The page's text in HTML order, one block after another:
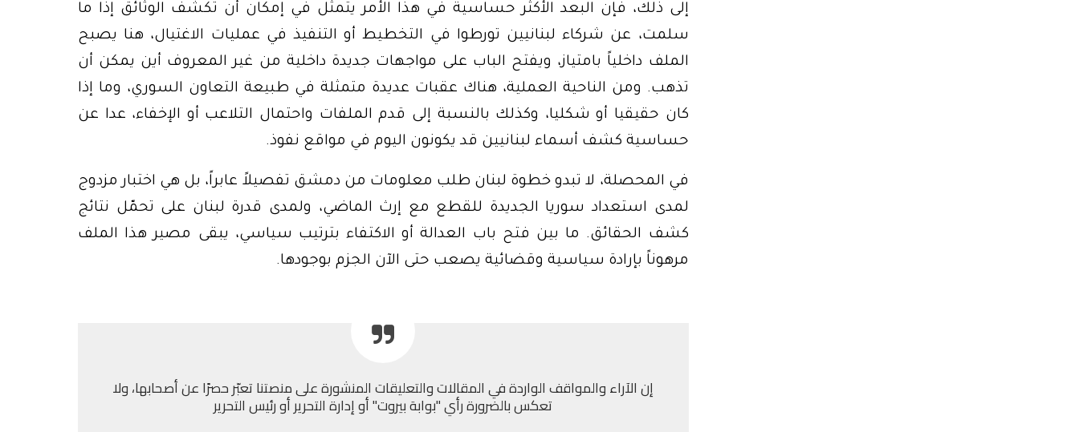
إلى ذلك، فإن البعد الأكثر حساسية في هذا الأمر يتمثل في إمكان أن تكشف الوثائق إذا ما
سلمت، عن شركاء لبنانيين تورطوا في التخطيط أو التنفيذ في عمليات الاغتيال، هنا يصبح
الملف داخلياً بامتياز، ويفتح الباب على مواجهات جديدة داخلية من غير المعروف أين يمكن أن
تذهب. ومن الناحية العملية، هناك عقبات عديدة متمثلة في طبيعة التعاون السوري، وما إذا
كان حقيقيا أو شكليا، وكذلك بالنسبة إلى قدم الملفات واحتمال التلاعب أو الإخفاء، عدا عن
حساسية كشف أسماء لبنانيين قد يكونون اليوم في مواقع نفوذ.
في المحصلة، لا تبدو خطوة لبنان طلب معلومات من دمشق تفصيلاً عابراً، بل هي اختبار مزدوج
لمدى استعداد سوريا الجديدة للقطع مع إرث الماضي، ولمدى قدرة لبنان على تحمّل نتائج
كشف الحقائق. ما بين فتح باب العدالة أو الاكتفاء بترتيب سياسي، يبقى مصير هذا الملف
مرهوناً بإرادة سياسية وقضائية يصعب حتى الآن الجزم بوجودها.
إن الآراء والمواقف الواردة في المقالات والتعليقات المنشورة على منصتنا تعبّر حصرًا عن أصحابها، ولا
تعكس بالضرورة رأي "بوابة بيروت" أو إدارة التحرير أو رئيس التحرير